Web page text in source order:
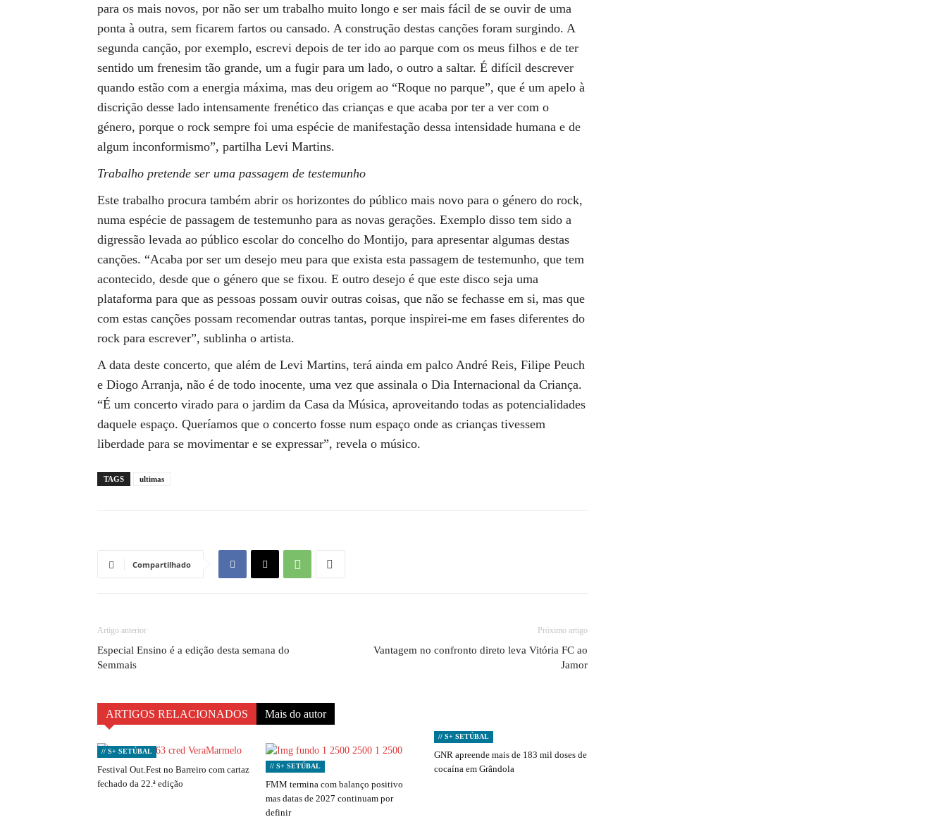
para os mais novos, por não ser um trabalho muito longo e ser mais fácil de se ouvir de uma
ponta à outra, sem ficarem fartos ou cansado. A construção destas canções foram surgindo. A
segunda canção, por exemplo, escrevi depois de ter ido ao parque com os meus filhos e de ter
sentido um frenesim tão grande, um a fugir para um lado, o outro a saltar. É difícil descrever
quando estão com a energia máxima, mas deu origem ao “Roque no parque”, que é um apelo à
discrição desse lado intensamente frenético das crianças e que acaba por ter a ver com o
género, porque o rock sempre foi uma espécie de manifestação dessa intensidade humana e de
algum inconformismo”, partilha Levi Martins.
Trabalho pretende ser uma passagem de testemunho
Este trabalho procura também abrir os horizontes do público mais novo para o género do rock,
numa espécie de passagem de testemunho para as novas gerações. Exemplo disso tem sido a
digressão levada ao público escolar do concelho do Montijo, para apresentar algumas destas
canções. “Acaba por ser um desejo meu para que exista esta passagem de testemunho, que tem
acontecido, desde que o género que se fixou. E outro desejo é que este disco seja uma
plataforma para que as pessoas possam ouvir outras coisas, que não se fechasse em si, mas que
com estas canções possam recomendar outras tantas, porque inspirei-me em fases diferentes do
rock para escrever”, sublinha o artista.
A data deste concerto, que além de Levi Martins, terá ainda em palco André Reis, Filipe Peuch
e Diogo Arranja, não é de todo inocente, uma vez que assinala o Dia Internacional da Criança.
“É um concerto virado para o jardim da Casa da Música, aproveitando todas as potencialidades
daquele espaço. Queríamos que o concerto fosse num espaço onde as crianças tivessem
liberdade para se movimentar e se expressar”, revela o músico.
TAGS ultimas
Compartilhado
Artigo anterior
Especial Ensino é a edição desta semana do
Semmais
Próximo artigo
Vantagem no confronto direto leva Vitória FC ao
Jamor
ARTIGOS RELACIONADOS Mais do autor
// S+ SETÚBAL
Festival Out.Fest no Barreiro com cartaz
fechado da 22.ª edição
// S+ SETÚBAL
FMM termina com balanço positivo
mas datas de 2027 continuam por
definir
// S+ SETÚBAL
GNR apreende mais de 183 mil doses de
cocaína em Grândola